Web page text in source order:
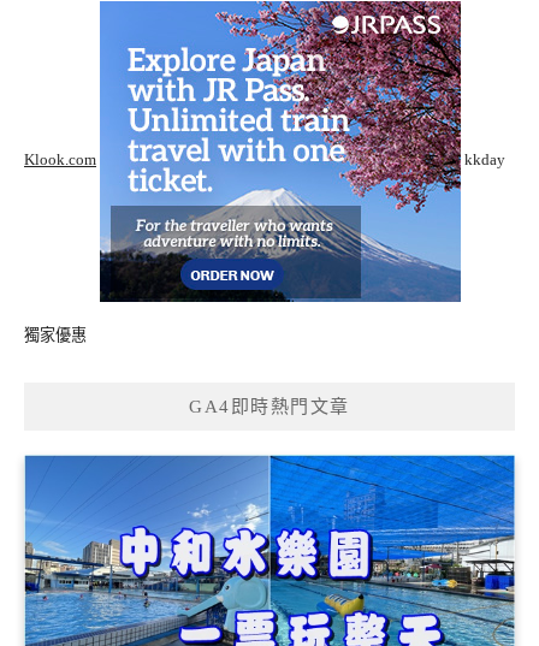
Klook.com kkday
獨家優惠
GA4即時熱門文章